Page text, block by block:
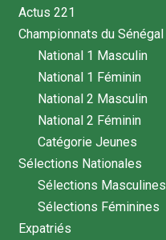
Actus 221
Championnats du Sénégal
National 1 Masculin
National 1 Féminin
National 2 Masculin
National 2 Féminin
Catégorie Jeunes
Sélections Nationales
Sélections Masculines
Sélections Féminines
Expatriés